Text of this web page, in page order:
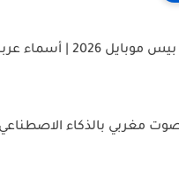
أفضل أسماء بيس موبايل 2026 |
مغربي بالذكاء الاصطناعي في